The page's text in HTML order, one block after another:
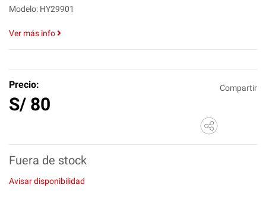
Modelo: HY29901
Ver más info
Precio:
S/ 80
Compartir
Fuera de stock
Avisar disponibilidad